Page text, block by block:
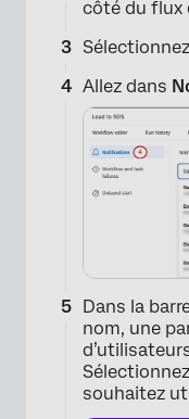
côté du flux
Sélectionnez
Allez dans
Dans la
nom, une
souhaitez